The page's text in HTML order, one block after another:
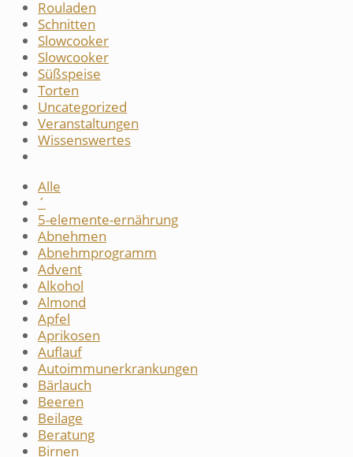
Rouladen
Schnitten
Slowcooker
Slowcooker
Süßspeise
Torten
Uncategorized
Veranstaltungen
Wissenswertes
Alle
´
5-elemente-ernährung
Abnehmen
Abnehmprogramm
Advent
Alkohol
Almond
Apfel
Aprikosen
Auflauf
Autoimmunerkrankungen
Bärlauch
Beeren
Beilage
Beratung
Birnen